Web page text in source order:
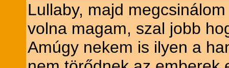
Lullaby, majd
volna magam, szal jobb
Amúgy nekem is ilyen a